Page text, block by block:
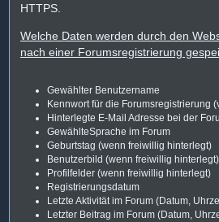
HTTPS.
Welche Daten werden durch den
nach einer Forumsregistrierung
Gewählter Benutzername
Kennwort für die Forumsregistrierung
Hinterlegte E-Mail Adresse bei der
GewählteSprache im Forum
Geburtstag (wenn freiwillig hinterlegt)
Benutzerbild (wenn freiwillig hinterlegt)
Profilfelder (wenn freiwillig hinterlegt)
Registrierungsdatum
Letzte Aktivität im Forum (Datum,
Letzter Beitrag im Forum (Datum,